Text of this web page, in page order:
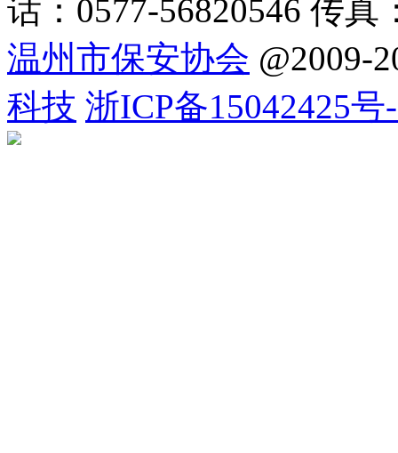
话：0577-56820546 传真
温州市保安协会 @2009-
科技 浙ICP备15042425号